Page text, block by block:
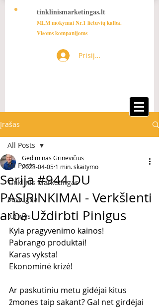
tinklinismarketingas.lt
MLM mokymai Nr.1 lietuvių kalba.
Visoms kompanijoms
Prisijungti
Įrašas
All Posts
Tinklinis Marketingas
Saviugda
turinys
All Posts
Serija #944 DU
PASIRINKIMAI - Verkšlenti
arba Uždirbti Pinigus
Gediminas Grinevičius
2023-04-05 1 min. skaitymo
Kyla pragyvenimo kainos!
Pabrango produktai!
Karas vyksta!
Ekonominė krizė!
Ar paskutiniu metu gidėjai kitus
žmones taip sakant? Gal net girdėjai